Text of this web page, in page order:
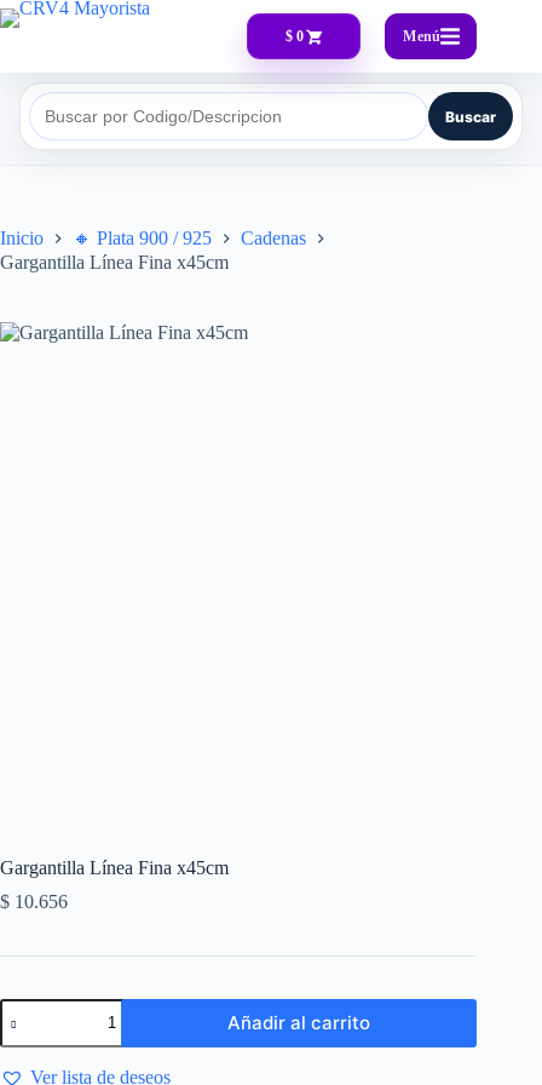
$ 0 Menú
Buscar por Codigo/Descripcion Buscar
Inicio 🔸​ Plata 900 / 925
Cadenas
Gargantilla Línea Fina x45cm
Gargantilla Línea Fina x45cm
$ 10.656
Añadir al carrito
Ver lista de deseos